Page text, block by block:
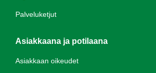
Palveluketjut
Asiakkaana ja potilaana
Asiakkaan oikeudet